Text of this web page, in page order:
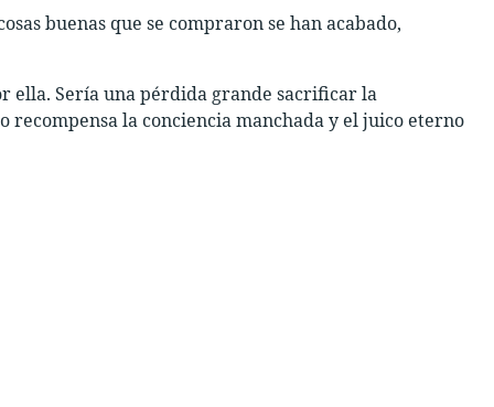
buenas que se compraron se han acabado,
ella. Sería una pérdida grande sacrificar la
la conciencia manchada y el juico eterno